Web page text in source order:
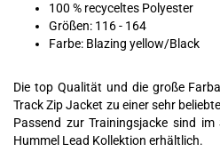
100 % recyceltes Polyester
Größen: 116 - 164
Farbe: Blazing yellow/Black
Die top Qualität und die große
Track Zip Jacket zu einer sehr
Passend zur Trainingsjacke sind
Hummel Lead Kollektion erhältlich.